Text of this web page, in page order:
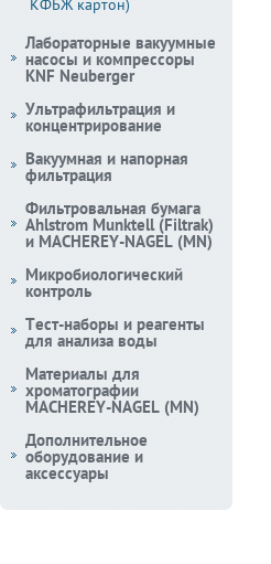
КФБЖ картон)
Лабораторные вакуумные
насосы и компрессоры
KNF Neuberger
Ультрафильтрация и
концентрирование
Вакуумная и напорная
фильтрация
Фильтровальная бумага
Ahlstrom Munktell (Filtrak)
и MACHEREY-NAGEL (MN)
Микробиологический
контроль
Тест-наборы и реагенты
для анализа воды
Материалы для
хроматографии
MACHEREY-NAGEL (MN)
Дополнительное
оборудование и
аксессуары